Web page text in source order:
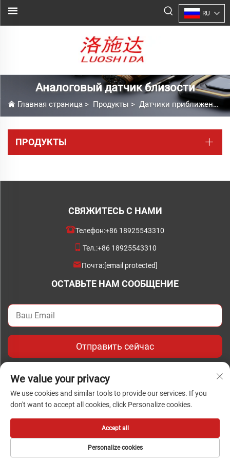
RU
Аналоговый датчик близости
Главная страница > Продукты > Датчики приближения с функциями и фитинги
ПРОДУКТЫ
СВЯЖИТЕСЬ С НАМИ
Телефон:+86 18925543310
Тел.:+86 18925543310
Почта:[email protected]
ОСТАВЬТЕ НАМ СООБЩЕНИЕ
Отправить сейчас
Industrial Automation Co., Ltd. Все права защищены
We value your privacy
We use cookies and similar tools to provide our services. If you
don't want to accept all cookies, click Personalize cookies.
Personalize cookies
Accept all